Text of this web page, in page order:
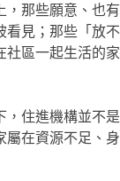
，那些願意、也有
看見；那些「放不
社區一起生活的家
，住進機構並不是
屬在資源不足、身